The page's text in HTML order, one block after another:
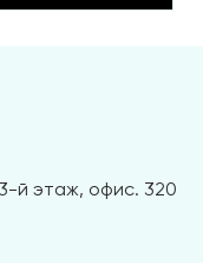
й этаж, офис. 320